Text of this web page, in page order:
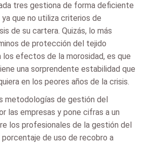
tres gestiona de forma deficiente
que no utiliza criterios de
de su cartera. Quizás, lo más
de protección del tejido
efectos de la morosidad, es que
una sorprendente estabilidad que
en los peores años de la crisis.
metodologías de gestión del
las empresas y pone cifras a un
los profesionales de la gestión del
de uso de recobro a